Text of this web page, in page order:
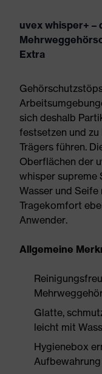
uvex whisper+
Extra
sich deshalb
festsetzen und zu
Trägers führen.
Oberflächen der
whisper supreme
Wasser und Seife
Tragekomfort
Anwender.
Allgemeine
Glatte,
leicht mit
Hygienebox